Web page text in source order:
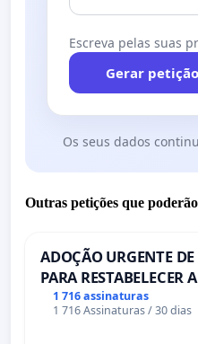
Escreva pelas suas
Gerar petição
Os seus dados
Outras petições que
ADOÇÃO URGENTE
PARA RESTABELECER
PONTE RS-129
1 716 assinaturas
1 716 Assinaturas / 30 dias